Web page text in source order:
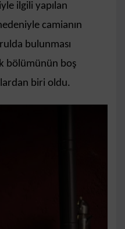
ilgili yapılan
camianın
bulunması
bölümünün boş
biri oldu.